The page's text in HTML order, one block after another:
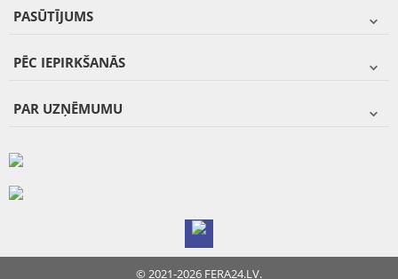
PASŪTĪJUMS
PĒC IEPIRKŠANĀS
PAR UZŅĒMUMU
© 2021-2026 FERA24.LV.